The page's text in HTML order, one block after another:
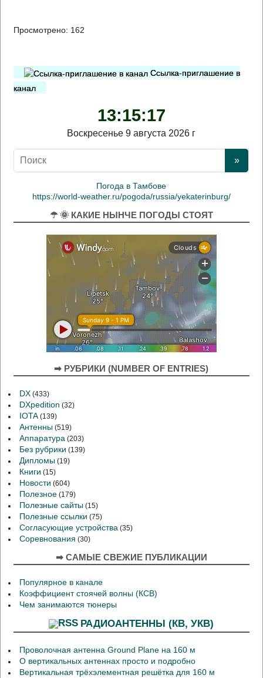
Просмотрено: 162
Ссылка-приглашение в
канал
13:15:17
Воскресенье 9 августа 2026 г
Погода в Тамбове
https://world-weather.ru/pogoda/russia/yekaterinburg/
☂ 🌞 КАКИЕ НЫНЧЕ ПОГОДЫ СТОЯТ
➡ РУБРИКИ (NUMBER OF ENTRIES)
DX (433)
DXpedition (32)
IOTA(139)
Антенны (519)
Аппаратура (203)
Без рубрики (139)
Дипломы (19)
Книги (15)
Новости (604)
Полезное (179)
Полезные сайты (15)
Полезные ссылки (75)
Согласующие устройства (35)
Соревнования (30)
➡ САМЫЕ СВЕЖИЕ ПУБЛИКАЦИИ
Популярное в канале
Коэффициент стоячей волны (КСВ)
Чем занимаются тюнеры
РАДИОАНТЕННЫ (КВ, УКВ)
Проволочная антенна Ground Plane на 160 м
О вертикальных антеннах просто и подробно
Вертикальная трёхэлементная решётка для 160 м